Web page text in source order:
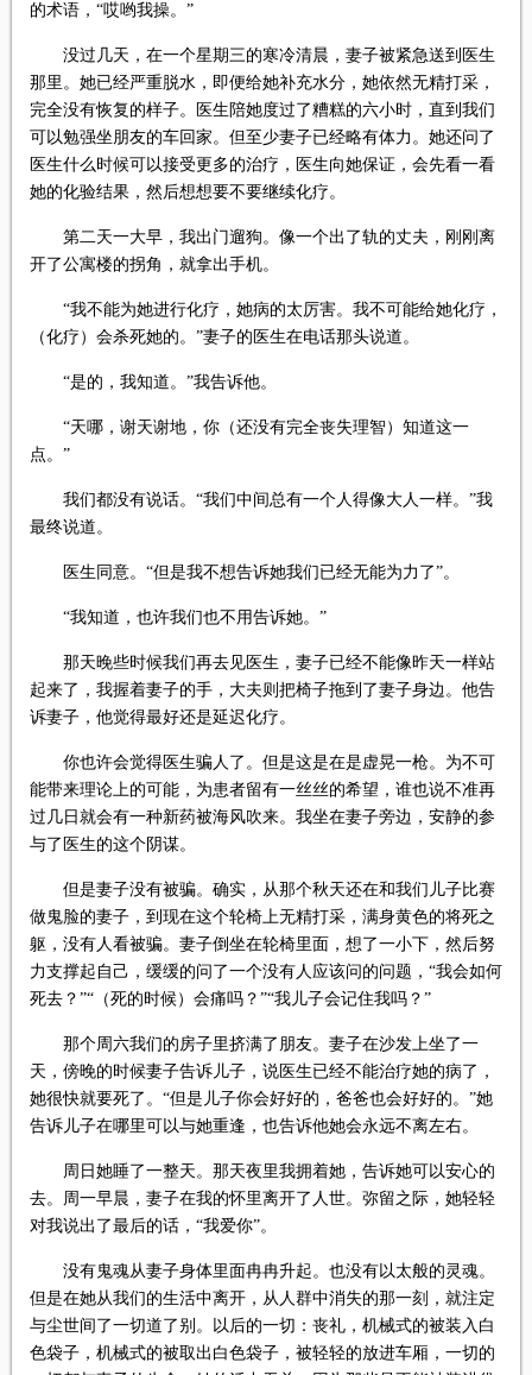
的术语，“哎哟我操。”
没过几天，在一个星期三的寒冷清晨，妻子被紧急送到医生
那里。她已经严重脱水，即便给她补充水分，她依然无精打采，
完全没有恢复的样子。医生陪她度过了糟糕的六小时，直到我们
可以勉强坐朋友的车回家。但至少妻子已经略有体力。她还问了
医生什么时候可以接受更多的治疗，医生向她保证，会先看一看
她的化验结果，然后想想要不要继续化疗。
第二天一大早，我出门遛狗。像一个出了轨的丈夫，刚刚离
开了公寓楼的拐角，就拿出手机。
“我不能为她进行化疗，她病的太厉害。我不可能给她化疗，
（化疗）会杀死她的。”妻子的医生在电话那头说道。
“是的，我知道。”我告诉他。
“天哪，谢天谢地，你（还没有完全丧失理智）知道这一
点。”
我们都没有说话。“我们中间总有一个人得像大人一样。”我
最终说道。
医生同意。“但是我不想告诉她我们已经无能为力了”。
“我知道，也许我们也不用告诉她。”
那天晚些时候我们再去见医生，妻子已经不能像昨天一样站
起来了，我握着妻子的手，大夫则把椅子拖到了妻子身边。他告
诉妻子，他觉得最好还是延迟化疗。
你也许会觉得医生骗人了。但是这是在是虚晃一枪。为不可
能带来理论上的可能，为患者留有一丝丝的希望，谁也说不准再
过几日就会有一种新药被海风吹来。我坐在妻子旁边，安静的参
与了医生的这个阴谋。
但是妻子没有被骗。确实，从那个秋天还在和我们儿子比赛
做鬼脸的妻子，到现在这个轮椅上无精打采，满身黄色的将死之
躯，没有人看被骗。妻子倒坐在轮椅里面，想了一小下，然后努
力支撑起自己，缓缓的问了一个没有人应该问的问题，“我会如何
死去？”“（死的时候）会痛吗？”“我儿子会记住我吗？”
那个周六我们的房子里挤满了朋友。妻子在沙发上坐了一
天，傍晚的时候妻子告诉儿子，说医生已经不能治疗她的病了，
她很快就要死了。“但是儿子你会好好的，爸爸也会好好的。”她
告诉儿子在哪里可以与她重逢，也告诉他她会永远不离左右。
周日她睡了一整天。那天夜里我拥着她，告诉她可以安心的
去。周一早晨，妻子在我的怀里离开了人世。弥留之际，她轻轻
对我说出了最后的话，“我爱你”。
没有鬼魂从妻子身体里面冉冉升起。也没有以太般的灵魂。
但是在她从我们的生活中离开，从人群中消失的那一刻，就注定
与尘世间了一切道了别。以后的一切：丧礼，机械式的被装入白
色袋子，机械式的被取出白色袋子，被轻轻的放进车厢，一切的